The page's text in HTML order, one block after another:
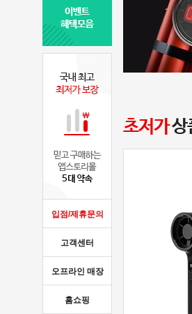
입점/제휴문의
고객센터
오프라인 매장
홈쇼핑